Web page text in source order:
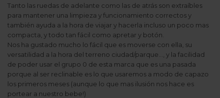
Tanto las ruedas de adelante como las de atrás son extraíbles
para mantener una limpieza y funcionamiento correctos y
también ayuda a la hora de viajar y hacerla incluso un poco mas
compacta, y todo tan fácil como apretar y botón.
Nos ha gustado mucho lo fácil que es moverse con ella, su
versatilidad a la hora del terreno ciudad/parque..., y la facilidad
de poder usar el grupo 0 de esta marca que es una pasada
porque al ser reclinable es lo que usaremos a modo de capazo
los primeros meses (aunque lo que mas ilusión nos hace es
portear a nuestro bebe!)